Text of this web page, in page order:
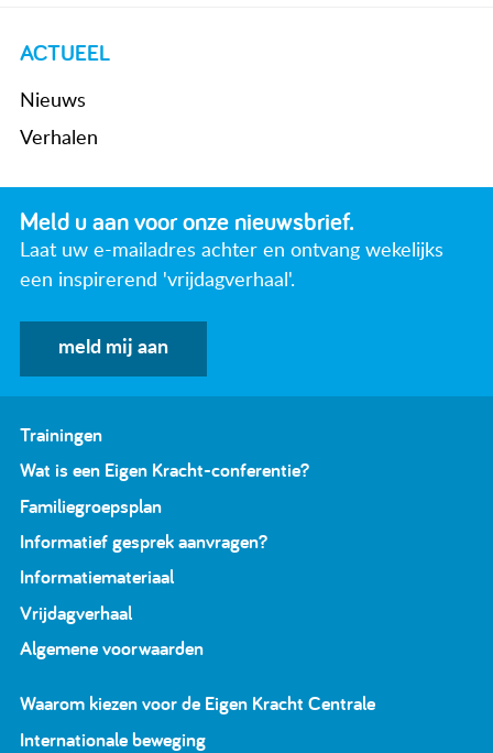
ACTUEEL
Nieuws
Verhalen
Meld u aan voor onze nieuwsbrief.
Laat uw e-mailadres achter en ontvang wekelijks
een inspirerend 'vrijdagverhaal'.
meld mij aan
Trainingen
Wat is een Eigen Kracht-conferentie?
Familiegroepsplan
Informatief gesprek aanvragen?
Informatiemateriaal
Vrijdagverhaal
Algemene voorwaarden
Waarom kiezen voor de Eigen Kracht Centrale
Internationale beweging